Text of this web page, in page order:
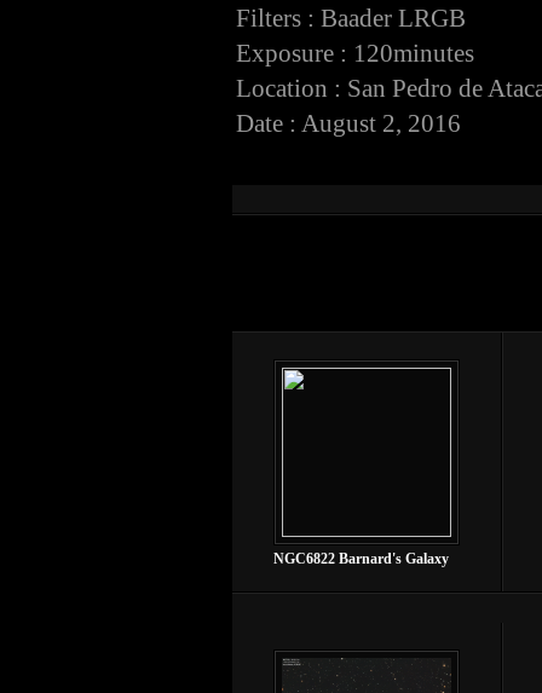
Filters : Baader LRGB
Exposure : 120minutes
Location : San Pedro de
Date : August 2, 2016
NGC6822 Barnard's Galaxy